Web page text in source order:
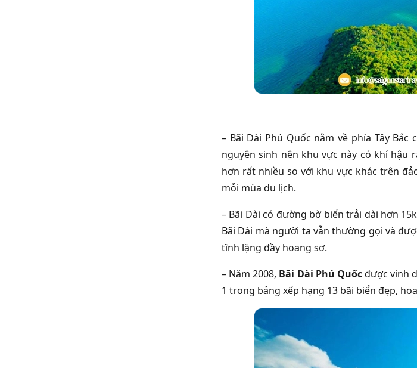
– Bãi Dài Phú Quốc nằm về phía Tây
nguyên sinh nên khu vực này có khí
hơn rất nhiều so với khu vực khác trên
mỗi mùa du lịch.
– Bãi Dài có đường bờ biển trải dài hơn
Bãi Dài mà người ta vẫn thường gọi và
tĩnh lặng đầy hoang sơ.
– Năm 2008, Bãi Dài Phú Quốcđược vinh
1 trong bảng xếp hạng 13 bãi biển đẹp,